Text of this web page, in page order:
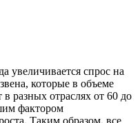
увеличивается спрос на
которые в объеме
разных отраслях от 60 до
фактором